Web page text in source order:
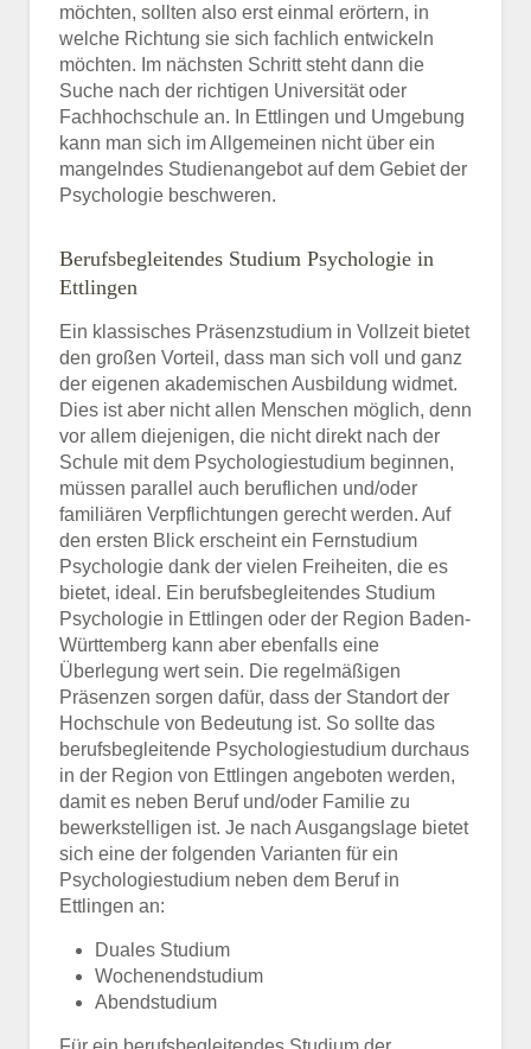
möchten, sollten also erst einmal erörtern, in
welche Richtung sie sich fachlich entwickeln
möchten. Im nächsten Schritt steht dann die
Suche nach der richtigen Universität oder
Fachhochschule an. In Ettlingen und Umgebung
kann man sich im Allgemeinen nicht über ein
mangelndes Studienangebot auf dem Gebiet der
Psychologie beschweren.
Berufsbegleitendes Studium Psychologie in
Ettlingen
Ein klassisches Präsenzstudium in Vollzeit bietet
den großen Vorteil, dass man sich voll und ganz
der eigenen akademischen Ausbildung widmet.
Dies ist aber nicht allen Menschen möglich, denn
vor allem diejenigen, die nicht direkt nach der
Schule mit dem Psychologiestudium beginnen,
müssen parallel auch beruflichen und/oder
familiären Verpflichtungen gerecht werden. Auf
den ersten Blick erscheint ein Fernstudium
Psychologie dank der vielen Freiheiten, die es
bietet, ideal. Ein berufsbegleitendes Studium
Psychologie in Ettlingen oder der Region Baden-
Württemberg kann aber ebenfalls eine
Überlegung wert sein. Die regelmäßigen
Präsenzen sorgen dafür, dass der Standort der
Hochschule von Bedeutung ist. So sollte das
berufsbegleitende Psychologiestudium durchaus
in der Region von Ettlingen angeboten werden,
damit es neben Beruf und/oder Familie zu
bewerkstelligen ist. Je nach Ausgangslage bietet
sich eine der folgenden Varianten für ein
Psychologiestudium neben dem Beruf in
Ettlingen an:
Duales Studium
Wochenendstudium
Abendstudium